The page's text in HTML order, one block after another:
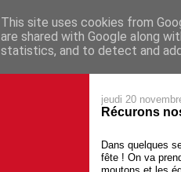
jeudi 20
Récurons
Dans quelques
fête ! On va
This site uses cookies from
are shared with Google along
statistics, and to detect and